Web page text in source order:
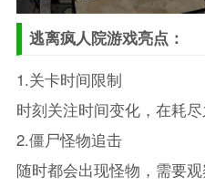
逃离疯人院游戏亮点：
1.关卡时间限制
时刻关注时间变化，在耗尽
2.僵尸怪物追击
随时都会出现怪物，需要观